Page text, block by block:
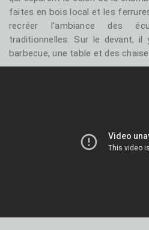
faites en bois local et les
recréer l'ambiance des
traditionnelles. Sur le devant,
barbecue, une table et des